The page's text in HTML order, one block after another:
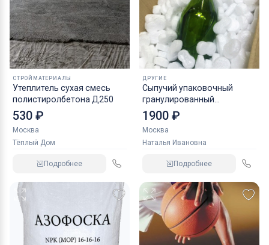
СТРОЙМАТЕРИАЛЫ
Утеплитель сухая смесь
полистиролбетона Д250
530 ₽
Москва
Тёплый Дом
Подробнее
ДРУГИЕ
Сыпучий упаковочный
гранулированный
заполнитель коробок
1900 ₽
Москва
Наталья Ивановна
Подробнее